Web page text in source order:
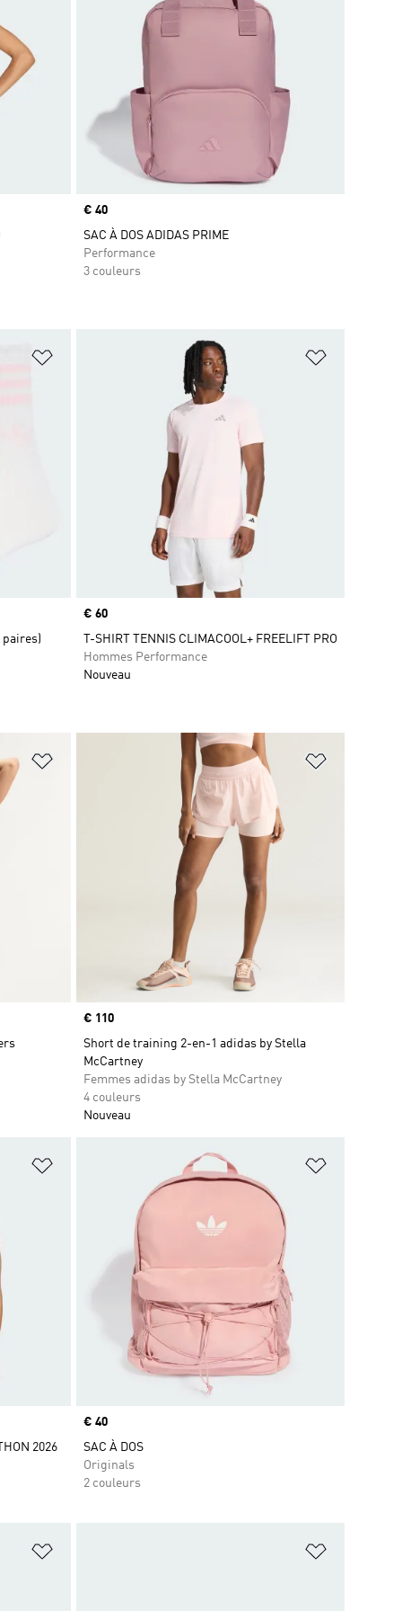
Prix
€ 40
SAC À DOS ADIDAS PRIME
Performance
3 couleurs
Ajouter à la Liste de produits favoris
paires)
Prix
€ 60
T-SHIRT TENNIS CLIMACOOL+ FREELIFT PRO
Hommes Performance
Nouveau
Ajouter à la Liste de produits favoris
Prix
€ 110
Short de training 2-en-1 adidas by Stella
McCartney
Femmes adidas by Stella McCartney
4 couleurs
Nouveau
Ajouter à la Liste de produits favoris
2026
Prix
€ 40
SAC À DOS
Originals
2 couleurs